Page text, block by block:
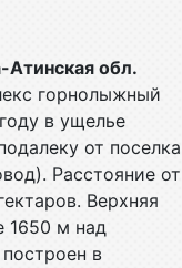
Атинская обл.
горнолыжный
в ущелье
от поселка
Расстояние от
Верхняя
1650 м над
в